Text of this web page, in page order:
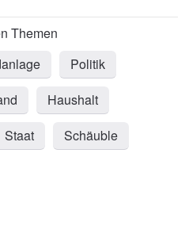
Politik
Haushalt
Staat
Schäuble